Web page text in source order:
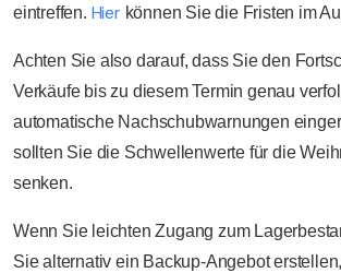
eintreffen. Hierkönnen Sie die Fristen im
Achten Sie also darauf, dass Sie den
Verkäufe bis zu diesem Termin genau
automatische Nachschubwarnungen
sollten Sie die Schwellenwerte für die
senken.
Wenn Sie leichten Zugang zum
Sie alternativ ein Backup-Angebot